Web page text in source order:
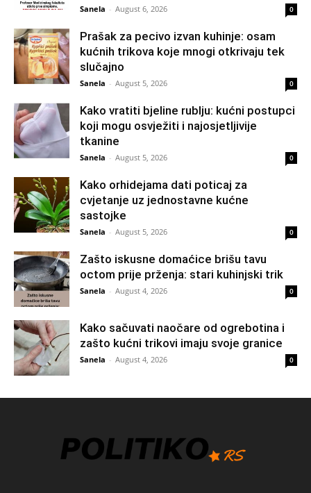
Sanela - August 6, 2026 0
Prašak za pecivo izvan kuhinje: osam
kućnih trikova koje mnogi otkrivaju tek
slučajno
Sanela - August 5, 2026 0
Kako vratiti bjeline rublju: kućni postupci
koji mogu osvježiti i najosjetljivije
tkanine
Sanela - August 5, 2026 0
Kako orhidejama dati poticaj za
cvjetanje uz jednostavne kućne
sastojke
Sanela - August 5, 2026 0
Zašto iskusne domaćice brišu tavu
octom prije prženja: stari kuhinjski trik
Sanela - August 4, 2026 0
Kako sačuvati naočare od ogrebotina i
zašto kućni trikovi imaju svoje granice
Sanela - August 4, 2026 0